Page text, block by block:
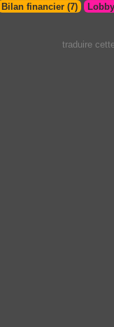
Bilan financier (7)
traduire